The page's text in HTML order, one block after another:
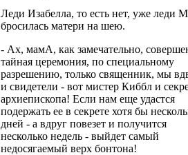
Леди Изабелла, то есть нет, уже леди
бросилась матери на шею.
- Ах, мамА, как замечательно,
тайная церемония, по специальному
разрешению, только священник, мы
и свидетели - вот мистер Киббл и
архиепископа! Если нам еще удастся
подержать ее в секрете хотя бы
дней - а вдруг повезет и получится
несколько недель - выйдет самый
недосягаемый верх бонтона!